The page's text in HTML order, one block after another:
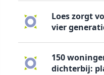
Loes zorgt
vier
150
dichterbij: